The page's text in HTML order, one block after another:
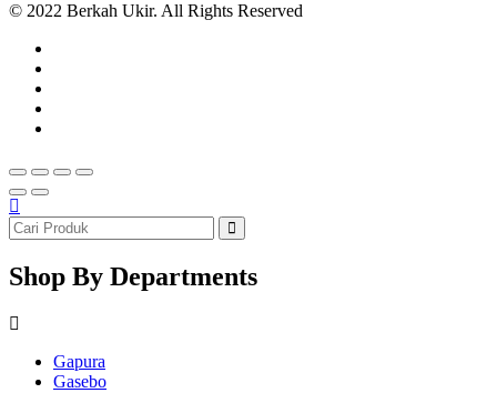
© 2022 Berkah Ukir. All Rights Reserved
Shop By Departments
Gapura
Gasebo